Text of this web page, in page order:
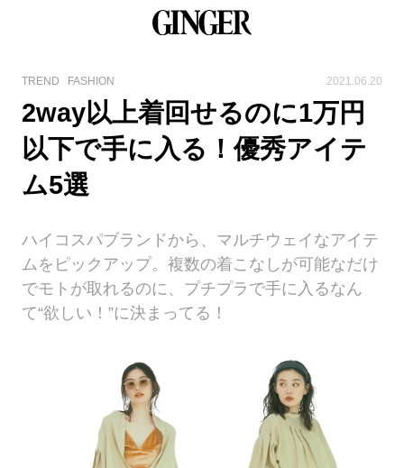
TREND FASHION 2021.06.20
2way以上着回せるのに1万円
以下で手に入る！優秀アイテ
ム5選
ハイコスパブランドから、マルチウェイなアイテ
ムをピックアップ。複数の着こなしが可能なだけ
でモトが取れるのに、プチプラで手に入るなん
て“欲しい！”に決まってる！